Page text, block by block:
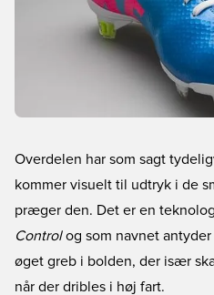
Overdelen har som sagt
kommer visuelt til udtryk i de
præger den. Det er en
Controlog som navnet
øget greb i bolden, der især
når der dribles i høj fart.